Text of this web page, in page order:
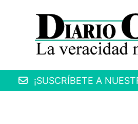
¡SUSCRÍBETE A